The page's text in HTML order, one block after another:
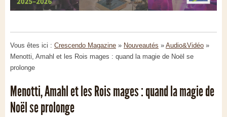
Vous êtes ici : Crescendo Magazine » Nouveautés » Audio&Vidéo »
Menotti, Amahl et les Rois mages : quand la magie de Noël se
prolonge
Menotti, Amahl et les Rois mages : quand la magie de
Noël se prolonge